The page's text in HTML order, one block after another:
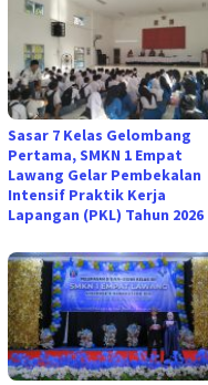
Sasar 7 Kelas Gelombang
Pertama, SMKN 1 Empat
Lawang Gelar Pembekalan
Intensif Praktik Kerja
Lapangan (PKL) Tahun 2026